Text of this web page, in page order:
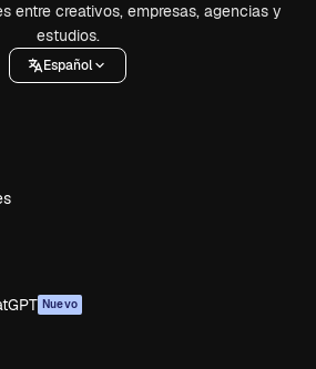
entre creativos, empresas, agencias y
estudios.
Español
Nuevo